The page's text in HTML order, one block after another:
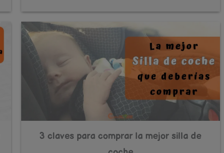
3 claves para comprar la mejor silla de